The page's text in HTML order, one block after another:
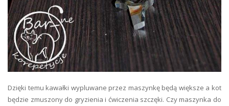
Dzięki temu kawałki wypluwane przez maszynkę będą większe a kot
będzie zmuszony do gryzienia i ćwiczenia szczęki. Czy maszynka do